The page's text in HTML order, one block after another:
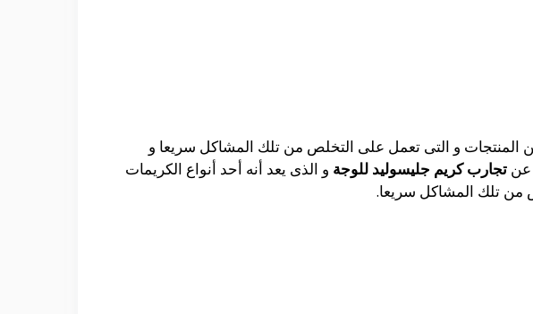
المنتجات و التى تعمل على التخلص من تلك المشاكل سريعا و
عن تجارب كريم جليسوليد للوجة و الذى يعد أنه أحد أنواع الكريمات
من تلك المشاكل سريعا.